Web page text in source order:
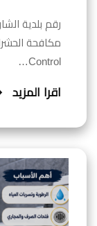
رقم بلدية
Control…
اقرا المزيد